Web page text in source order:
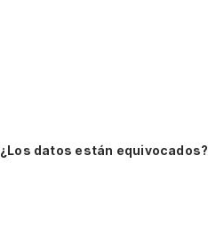
¿Los datos están equivocados?